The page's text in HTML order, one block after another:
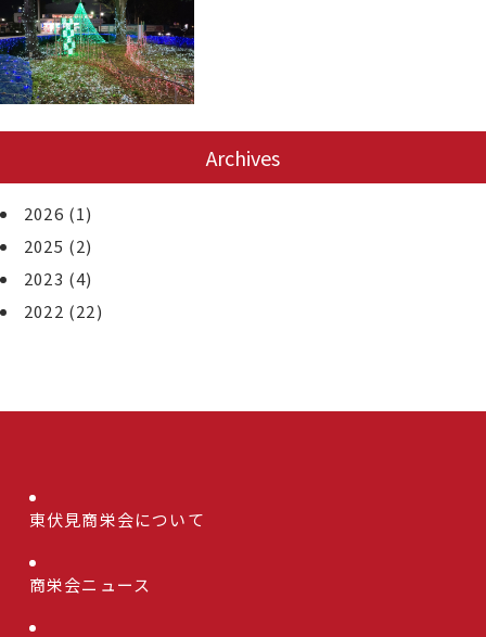
Archives
2026 (1)
2025 (2)
2023 (4)
2022 (22)
東伏見商栄会について
商栄会ニュース